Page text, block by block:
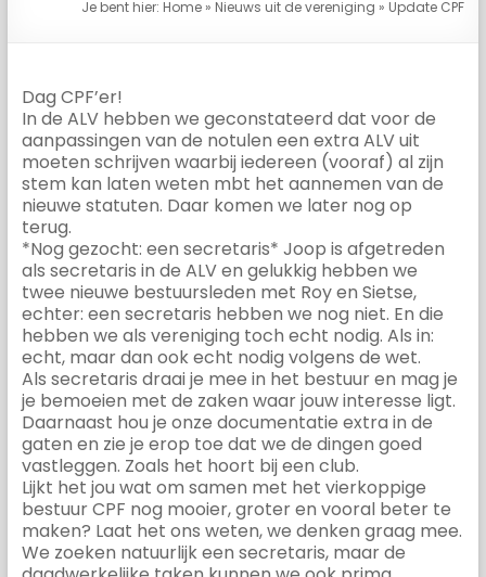
Je bent hier: Home » Nieuws uit de vereniging » Update CPF
Dag CPF’er!
In de ALV hebben we geconstateerd dat voor de
aanpassingen van de notulen een extra ALV uit
moeten schrijven waarbij iedereen (vooraf) al zijn
stem kan laten weten mbt het aannemen van de
nieuwe statuten. Daar komen we later nog op
terug.
*Nog gezocht: een secretaris* Joop is afgetreden
als secretaris in de ALV en gelukkig hebben we
twee nieuwe bestuursleden met Roy en Sietse,
echter: een secretaris hebben we nog niet. En die
hebben we als vereniging toch echt nodig. Als in:
echt, maar dan ook echt nodig volgens de wet.
Als secretaris draai je mee in het bestuur en mag je
je bemoeien met de zaken waar jouw interesse ligt.
Daarnaast hou je onze documentatie extra in de
gaten en zie je erop toe dat we de dingen goed
vastleggen. Zoals het hoort bij een club.
Lijkt het jou wat om samen met het vierkoppige
bestuur CPF nog mooier, groter en vooral beter te
maken? Laat het ons weten, we denken graag mee.
We zoeken natuurlijk een secretaris, maar de